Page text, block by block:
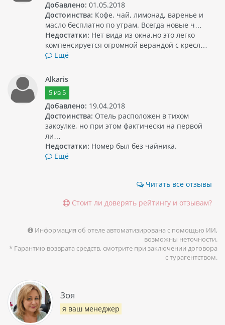
Добавлено: 01.05.2018
Достоинства: Кофе, чай, лимонад, варенье и
масло бесплатно по утрам. Всегда новые ч…
Недостатки: Нет вида из окна,но это легко
компенсируется огромной верандой с кресл…
Ещё
Alkaris
5из 5
Добавлено: 19.04.2018
Достоинства: Отель расположен в тихом
закоулке, но при этом фактически на первой
ли…
Недостатки: Номер был без чайника.
Ещё
Читать все отзывы
Стоит ли доверять рейтингу и отзывам?
Информация об отеле автоматизирована с помощью ИИ,
возможны неточности.
* Гарантию возврата средств, смотрите при заключении договора
с турагентством.
Зоя
я ваш менеджер